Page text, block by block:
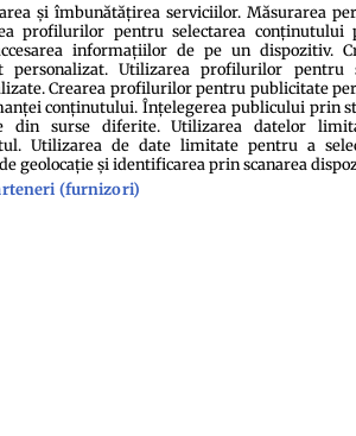
şi condiţii Echipa redacțională ContactSetări
firme de monitorizare) nu poate reproduce
de noroc sunt interzise minorilor.
și îmbunătățirea serviciilor. Măsurarea
profilurilor pentru selectarea conținutului
informațiilor de pe un dispozitiv.
personalizat. Utilizarea profilurilor pentru
Crearea profilurilor pentru publicitate
conținutului. Înțelegerea publicului prin
din surse diferite. Utilizarea datelor
Utilizarea de date limitate pentru a
geolocație și identificarea prin scanarea
(furnizori)